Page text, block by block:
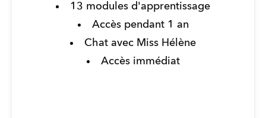
13 modules d'apprentissage
Accès pendant 1 an
Chat avec Miss Hélène
Accès immédiat